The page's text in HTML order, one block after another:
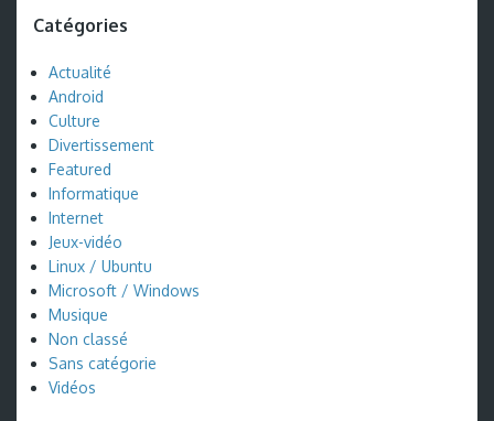
Catégories
Actualité
Android
Culture
Divertissement
Featured
Informatique
Internet
Jeux-vidéo
Linux / Ubuntu
Microsoft / Windows
Musique
Non classé
Sans catégorie
Vidéos